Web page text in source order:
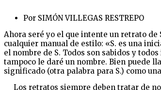
Por SIMÓN VILLEGAS RESTREPO
Ahora seré yo el que intente un retrato de
cualquier manual de estilo: «S. es una
el nombre de S. Todos son sabidos y
tampoco le daré un nombre. Bien puede
significado (otra palabra para S.) como
Los retratos siempre deben tratar de no